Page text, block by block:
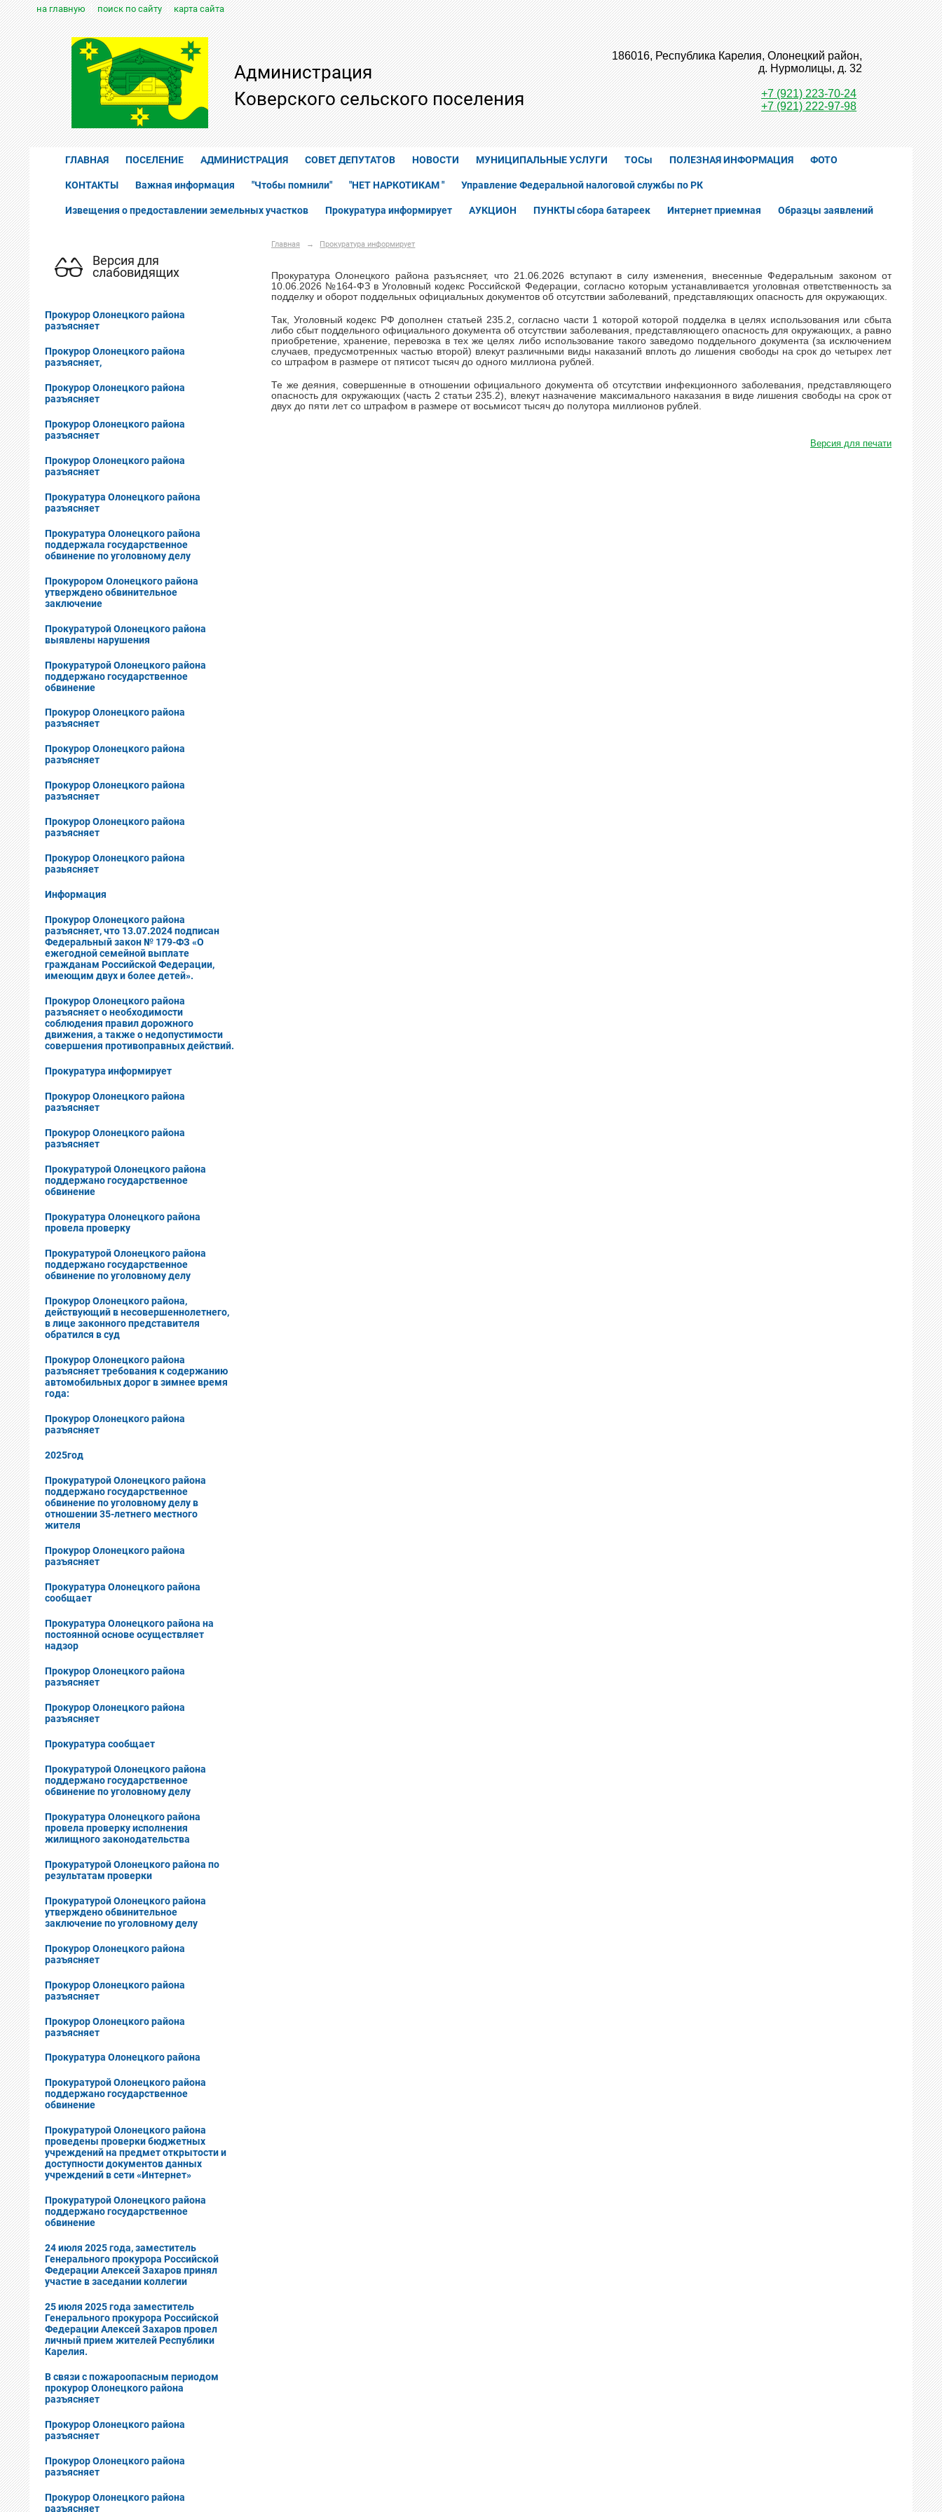
на главную поиск по сайту карта сайта
Администрация
Коверского сельского поселения
186016, Республика Карелия, Олонецкий район,
д. Нурмолицы, д. 32
+7 (921) 223-70-24
+7 (921) 222-97-98
ГЛАВНАЯ ПОСЕЛЕНИЕ АДМИНИСТРАЦИЯ СОВЕТ ДЕПУТАТОВ НОВОСТИ МУНИЦИПАЛЬНЫЕ УСЛУГИ ТОСы ПОЛЕЗНАЯ ИНФОРМАЦИЯ ФОТО
КОНТАКТЫ Важная информация "Чтобы помнили" "НЕТ НАРКОТИКАМ " Управление Федеральной налоговой службы по РК
Извещения о предоставлении земельных участков Прокуратура информирует АУКЦИОН ПУНКТЫ сбора батареек Интернет приемная Образцы заявлений
Версия для
слабовидящих
Прокурор Олонецкого района
разъясняет
Прокурор Олонецкого района
разъясняет,
Прокурор Олонецкого района
разъясняет
Прокурор Олонецкого района
разъясняет
Прокурор Олонецкого района
разъясняет
Прокуратура Олонецкого района
разъясняет
Прокуратура Олонецкого района
поддержала государственное
обвинение по уголовному делу
Прокурором Олонецкого района
утверждено обвинительное
заключение
Прокуратурой Олонецкого района
выявлены нарушения
Прокуратурой Олонецкого района
поддержано государственное
обвинение
Прокурор Олонецкого района
разъясняет
Прокурор Олонецкого района
разъясняет
Прокурор Олонецкого района
разъясняет
Прокурор Олонецкого района
разъясняет
Прокурор Олонецкого района
разьясняет
Информация
Прокурор Олонецкого района
разъясняет, что 13.07.2024 подписан
Федеральный закон № 179-ФЗ «О
ежегодной семейной выплате
гражданам Российской Федерации,
имеющим двух и более детей».
Прокурор Олонецкого района
разъясняет о необходимости
соблюдения правил дорожного
движения, а также о недопустимости
совершения противоправных действий.
Прокуратура информирует
Прокурор Олонецкого района
разъясняет
Прокурор Олонецкого района
разъясняет
Прокуратурой Олонецкого района
поддержано государственное
обвинение
Прокуратура Олонецкого района
провела проверку
Прокуратурой Олонецкого района
поддержано государственное
обвинение по уголовному делу
Прокурор Олонецкого района,
действующий в несовершеннолетнего,
в лице законного представителя
обратился в суд
Прокурор Олонецкого района
разъясняет требования к содержанию
автомобильных дорог в зимнее время
года:
Прокурор Олонецкого района
разъясняет
2025год
Прокуратурой Олонецкого района
поддержано государственное
обвинение по уголовному делу в
отношении 35-летнего местного
жителя
Прокурор Олонецкого района
разъясняет
Прокуратура Олонецкого района
сообщает
Прокуратура Олонецкого района на
постоянной основе осуществляет
надзор
Прокурор Олонецкого района
разъясняет
Прокурор Олонецкого района
разъясняет
Прокуратура сообщает
Прокуратурой Олонецкого района
поддержано государственное
обвинение по уголовному делу
Прокуратура Олонецкого района
провела проверку исполнения
жилищного законодательства
Прокуратурой Олонецкого района по
результатам проверки
Прокуратурой Олонецкого района
утверждено обвинительное
заключение по уголовному делу
Прокурор Олонецкого района
разъясняет
Прокурор Олонецкого района
разъясняет
Прокурор Олонецкого района
разъясняет
Прокуратура Олонецкого района
Прокуратурой Олонецкого района
поддержано государственное
обвинение
Прокуратурой Олонецкого района
проведены проверки бюджетных
учреждений на предмет открытости и
доступности документов данных
учреждений в сети «Интернет»
Прокуратурой Олонецкого района
поддержано государственное
обвинение
24 июля 2025 года, заместитель
Генерального прокурора Российской
Федерации Алексей Захаров принял
участие в заседании коллегии
25 июля 2025 года заместитель
Генерального прокурора Российской
Федерации Алексей Захаров провел
личный прием жителей Республики
Карелия.
В cвязи с пожароопасным периодом
прокурор Олонецкого района
разъясняет
Прокурор Олонецкого района
разъясняет
Прокурор Олонецкого района
разъясняет
Прокурор Олонецкого района
разъясняет
Главная → Прокуратура информирует
Прокуратура Олонецкого района разъясняет, что 21.06.2026 вступают в силу изменения, внесенные Федеральным законом от
10.06.2026 №164-ФЗ в Уголовный кодекс Российской Федерации, согласно которым устанавливается уголовная ответственность за
подделку и оборот поддельных официальных документов об отсутствии заболеваний, представляющих опасность для окружающих.
Так, Уголовный кодекс РФ дополнен статьей 235.2, согласно части 1 которой которой подделка в целях использования или сбыта
либо сбыт поддельного официального документа об отсутствии заболевания, представляющего опасность для окружающих, а равно
приобретение, хранение, перевозка в тех же целях либо использование такого заведомо поддельного документа (за исключением
случаев, предусмотренных частью второй) влекут различными виды наказаний вплоть до лишения свободы на срок до четырех лет
со штрафом в размере от пятисот тысяч до одного миллиона рублей.
Те же деяния, совершенные в отношении официального документа об отсутствии инфекционного заболевания, представляющего
опасность для окружающих (часть 2 статьи 235.2), влекут назначение максимального наказания в виде лишения свободы на срок от
двух до пяти лет со штрафом в размере от восьмисот тысяч до полутора миллионов рублей.
Версия для печати